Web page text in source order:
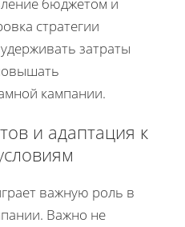
стратегии
затраты
кампании.
и адаптация к
важную роль в
Важно не